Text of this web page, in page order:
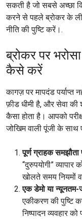
सकती है जो सबसे अच्छा
करने से पहले ब्रोकर के
नीति की पुष्टि करें।.
ब्रोकर पर
कैसे करें
कागज़ पर मापदंड पर्याप्त
फ़ीड धीमी है, और सेवा की
कैसा होता है। आपको
जोखिम वाली पूंजी के साथ
पूर्ण ग्राहक
“दुरुपयोगी”
खोलते समय नियमों
एक डेमो या न्यूनतम-
एकीकरण की पुष्टि
निष्पादन व्यवहार